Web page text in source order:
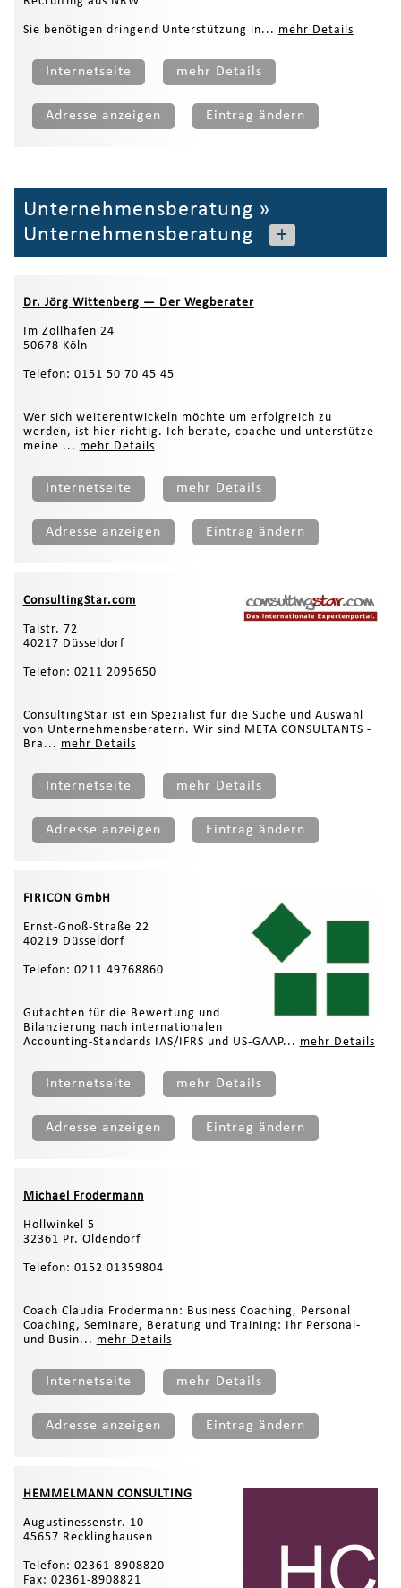
Sie benötigen dringend Unterstützung in... mehr Details
Internetseite mehr Details
Adresse anzeigen Eintrag ändern
Unternehmensberatung »
Unternehmensberatung
+
Dr. Jörg Wittenberg — Der Wegberater
Im Zollhafen 24
50678 Köln
Telefon: 0151 50 70 45 45
Wer sich weiterentwickeln möchte um erfolgreich zu
werden, ist hier richtig. Ich berate, coache und unterstütze
meine ... mehr Details
Internetseite mehr Details
Adresse anzeigen Eintrag ändern
ConsultingStar.com
Talstr. 72
40217 Düsseldorf
Telefon: 0211 2095650
ConsultingStar ist ein Spezialist für die Suche und Auswahl
von Unternehmensberatern. Wir sind META CONSULTANTS -
Bra... mehr Details
Internetseite mehr Details
Adresse anzeigen Eintrag ändern
FIRICON GmbH
Ernst-Gnoß-Straße 22
40219 Düsseldorf
Telefon: 0211 49768860
Gutachten für die Bewertung und
Bilanzierung nach internationalen
Accounting-Standards IAS/IFRS und US-GAAP... mehr Details
Internetseite mehr Details
Adresse anzeigen Eintrag ändern
Michael Frodermann
Hollwinkel 5
32361 Pr. Oldendorf
Telefon: 0152 01359804
Coach Claudia Frodermann: Business Coaching, Personal
Coaching, Seminare, Beratung und Training: Ihr Personal-
und Busin... mehr Details
Internetseite mehr Details
Adresse anzeigen Eintrag ändern
HEMMELMANN CONSULTING
Augustinessenstr. 10
45657 Recklinghausen
Telefon: 02361-8908820
Fax: 02361-8908821